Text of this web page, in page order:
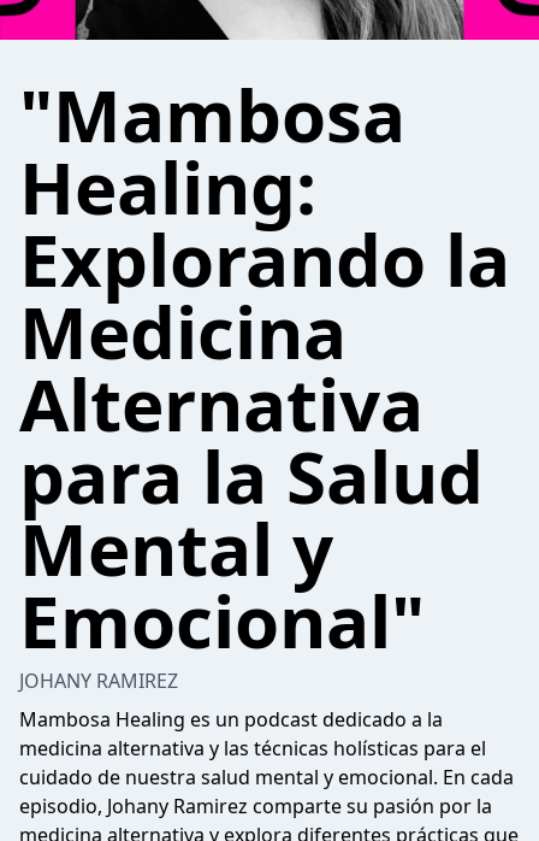
"Mambosa
Healing:
Explorando la
Medicina
Alternativa
para la Salud
Mental y
Emocional"
JOHANY RAMIREZ
Mambosa Healing es un podcast dedicado a la
medicina alternativa y las técnicas holísticas para el
cuidado de nuestra salud mental y emocional. En cada
episodio, Johany Ramirez comparte su pasión por la
medicina alternativa y explora diferentes prácticas que